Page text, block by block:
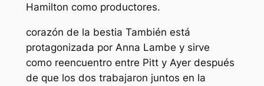
Hamilton como productores.
corazón de la bestia También está
protagonizada por Anna Lambe y sirve
como reencuentro entre Pitt y Ayer después
de que los dos trabajaron juntos en la